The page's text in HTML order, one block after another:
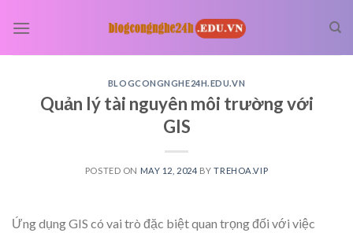
BLOGCONGNGHE24H.EDU.VN
Quản lý tài nguyên môi trường với
GIS
POSTED ON MAY 12, 2024 BYTREHOA.VIP
Ứng dụng GIS có vai trò đặc biệt quan trọng đối với việc